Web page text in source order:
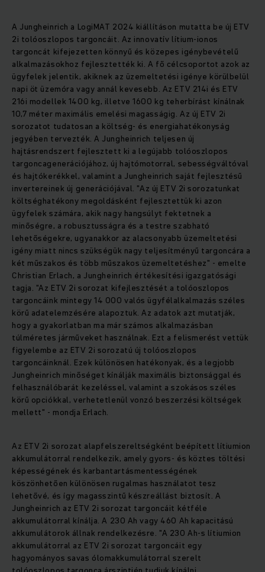
A Jungheinrich a LogiMAT 2024 kiállításon mutatta be új ETV
2i tolóoszlopos targoncáit. Az innovatív lítium-ionos
targoncát kifejezetten könnyű és közepes igénybevételű
alkalmazásokhoz fejlesztették ki. A fő célcsoportot azok az
ügyfelek jelentik, akiknek az üzemeltetési igénye körülbelül
napi öt üzemóra vagy annál kevesebb. Az ETV 214i és ETV
216i modellek 1400 kg, illetve 1600 kg teherbírást kínálnak
10,7 méter maximális emelési magasságig. Az új ETV 2i
sorozatot tudatosan a költség- és energiahatékonyság
jegyében tervezték. A Jungheinrich teljesen új
hajtásrendszert fejlesztett ki a legújabb tolóoszlopos
targoncagenerációjához, új hajtómotorral, sebességváltóval
és hajtókerékkel, valamint a Jungheinrich saját fejlesztésű
invertereinek új generációjával. "Az új ETV 2i sorozatunkat
költséghatékony megoldásként fejlesztettük ki azon
ügyfelek számára, akik nagy hangsúlyt fektetnek a
minőségre, a robusztusságra és a testre szabható
lehetőségekre, ugyanakkor az alacsonyabb üzemeltetési
igény miatt nincs szükségük nagy teljesítményű targoncára a
két műszakos és több műszakos üzemeltetéshez" - emelte
Christian Erlach, a Jungheinrich értékesítési igazgatósági
tagja. "Az ETV 2i sorozat kifejlesztését a tolóoszlopos
targoncáink mintegy 14 000 valós ügyfélalkalmazás széles
körű adatelemzésére alapoztuk. Az adatok azt mutatják,
hogy a gyakorlatban ma már számos alkalmazásban
túlméretes járműveket használnak. Ezt a felismerést vettük
figyelembe az ETV 2i sorozatú új tolóoszlopos
targoncáinknál. Ezek különösen hatékonyak, és a legjobb
Jungheinrich minőséget kínálják maximális biztonsággal és
felhasználóbarát kezeléssel, valamint a szokásos széles
körű opciókkal, verhetetlenül vonzó beszerzési költségek
mellett" - mondja Erlach.
Az ETV 2i sorozat alapfelszereltségként beépített lítiumion
akkumulátorral rendelkezik, amely gyors- és köztes töltési
képességének és karbantartásmentességének
köszönhetően különösen rugalmas használatot tesz
lehetővé, és így magasszintű készreállást biztosít. A
Jungheinrich az ETV 2i sorozat targoncáit kétféle
akkumulátorral kínálja. A 230 Ah vagy 460 Ah kapacitású
akkumulátorok állnak rendelkezésre. "A 230 Ah-s lítiumion
akkumulátorral az ETV 2i sorozat targoncáit egy
hagyományos savas ólomakkumulátorral szerelt